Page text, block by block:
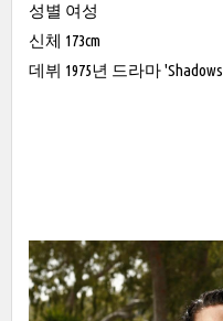
성별 여성
신체 173cm
데뷔 1975년 드라마 'Shadows